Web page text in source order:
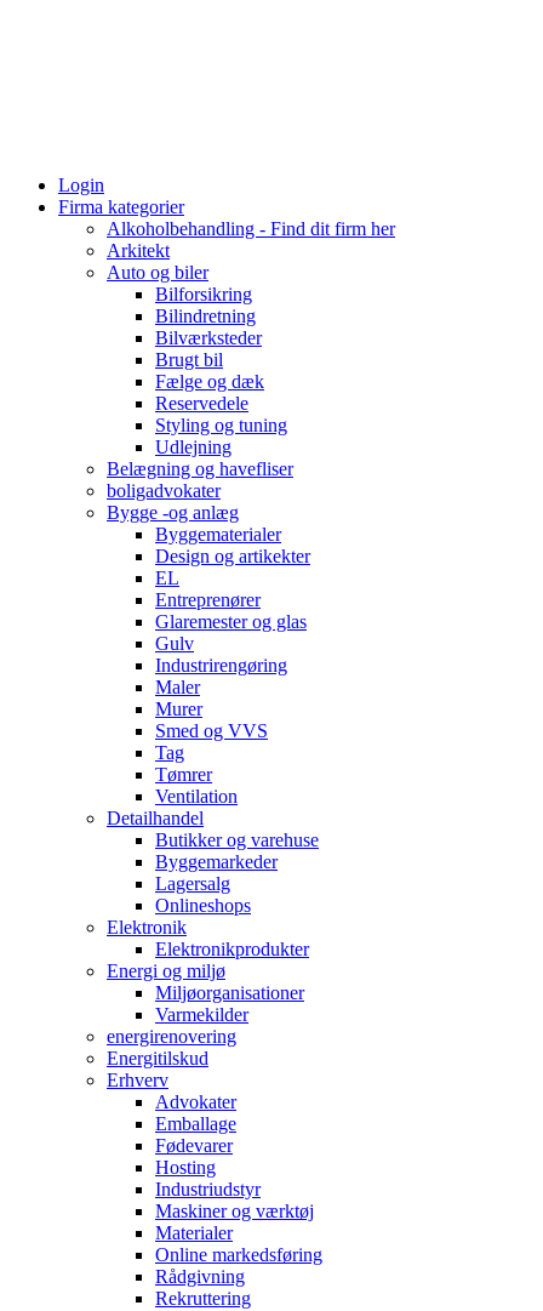
Login
Firma kategorier
Alkoholbehandling - Find dit firm her
Arkitekt
Auto og biler
Bilforsikring
Bilindretning
Bilværksteder
Brugt bil
Fælge og dæk
Reservedele
Styling og tuning
Udlejning
Belægning og havefliser
boligadvokater
Bygge -og anlæg
Byggematerialer
Design og artikekter
EL
Entreprenører
Glaremester og glas
Gulv
Industrirengøring
Maler
Murer
Smed og VVS
Tag
Tømrer
Ventilation
Detailhandel
Butikker og varehuse
Byggemarkeder
Lagersalg
Onlineshops
Elektronik
Elektronikprodukter
Energi og miljø
Miljøorganisationer
Varmekilder
energirenovering
Energitilskud
Erhverv
Advokater
Emballage
Fødevarer
Hosting
Industriudstyr
Maskiner og værktøj
Materialer
Online markedsføring
Rådgivning
Rekruttering